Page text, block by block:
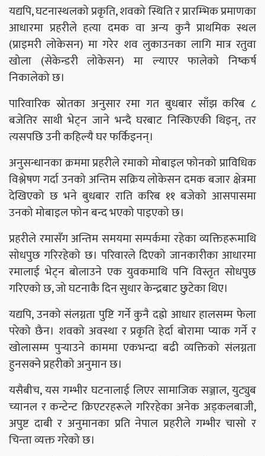
यद्यपि, घटनास्थलको प्रकृति, शवको स्थिति र प्रारम्भिक प्रमाणका
आधारमा प्रहरीले हत्या दमक वा अन्य कुनै प्राथमिक स्थल
(प्राइमरी लोकेसन) मा गरेर शव लुकाउनका लागि मात्र रतुवा
खोला (सेकेन्डरी लोकेसन) मा ल्याएर फालेको निष्कर्ष
निकालेको छ।
पारिवारिक स्रोतका अनुसार रमा गत बुधबार साँझ करिब ८
बजेतिर साथी भेट्न जाने भन्दै घरबाट निस्किएकी थिइन्, तर
त्यसपछि उनी कहिल्यै घर फर्किइनन्।
अनुसन्धानका क्रममा प्रहरीले रमाको मोबाइल फोनको प्राविधिक
विश्लेषण गर्दा उनको अन्तिम सक्रिय लोकेसन दमक बजार क्षेत्रमा
देखिएको छ भने बुधबार राति करिब ११ बजेको आसपासमा
उनको मोबाइल फोन बन्द भएको पाइएको छ।
प्रहरीले रमासँग अन्तिम समयमा सम्पर्कमा रहेका व्यक्तिहरूमाथि
सोधपुछ गरिरहेको छ। परिवारले दिएको जानकारीका आधारमा
रमालाई भेट्न बोलाउने एक युवकमाथि पनि विस्तृत सोधपुछ
गरिएको छ, जो घटनाकै दिन सुधार केन्द्रबाट छुटेका थिए।
यद्यपि, उनको संलग्नता पुष्टि गर्ने कुनै दह्रो आधार हालसम्म फेला
परेको छैन। शवको अवस्था र प्रकृति हेर्दा बोरामा प्याक गर्ने र
खोलासम्म पुर्‍याउने काममा एकभन्दा बढी व्यक्तिको संलग्नता
हुनसक्ने प्रहरीको अनुमान छ।
यसैबीच, यस गम्भीर घटनालाई लिएर सामाजिक सञ्जाल, युट्युब
च्यानल र कन्टेन्ट क्रिएटरहरूले गरिरहेका अनेक अड्कलबाजी,
अपुष्ट दाबी र अनुमानका प्रति नेपाल प्रहरीले गम्भीर चासो र
चिन्ता व्यक्त गरेको छ।